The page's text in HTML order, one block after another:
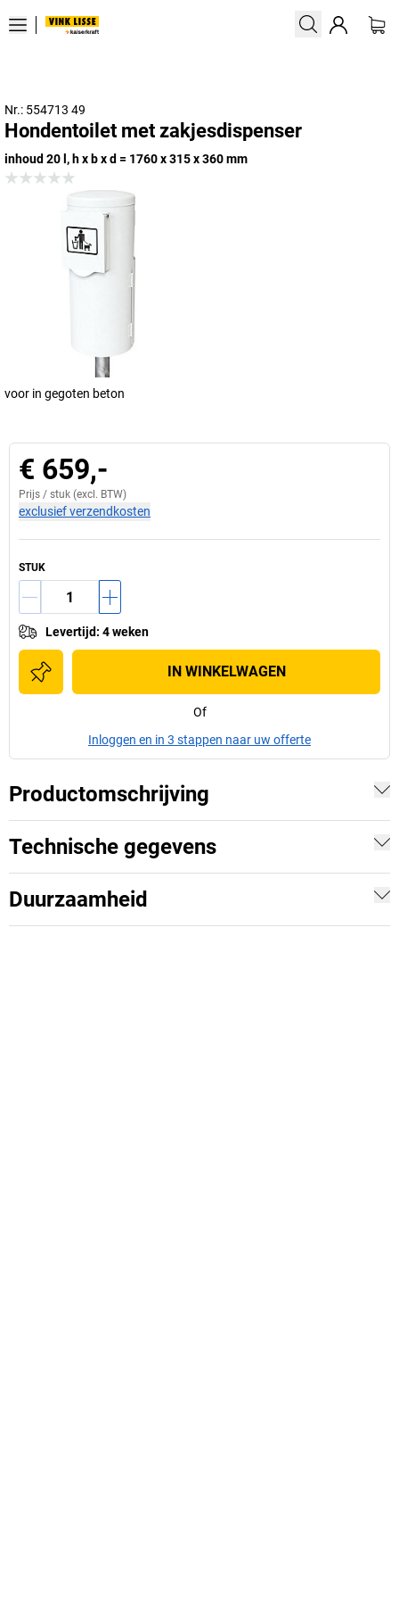
Nr.: 554713 49
Hondentoilet met zakjesdispenser
inhoud 20 l, h x b x d = 1760 x 315 x 360 mm
voor in gegoten beton
€ 659,-
Prijs / stuk (excl. BTW)
exclusief verzendkosten
STUK
Levertijd: 4 weken
IN WINKELWAGEN
Of
Inloggen en in 3 stappen naar uw offerte
Productomschrijving
Technische gegevens
Duurzaamheid